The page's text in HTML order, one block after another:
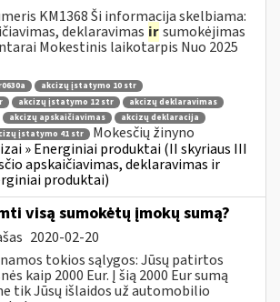
KM1368 Ši informacija skelbiama:
deklaravimas irsumokėjimas
Mokestinis laikotarpis Nuo 2025
akcizų įstatymo 10 str
akcizų įstatymo 12 str
akcizų deklaravimas
akcizų apskaičiavimas
akcizų deklaracija
įstatymo 41 str
Mokesčių žinyno
» Energiniai produktai (II skyriaus III
apskaičiavimas, deklaravimas ir
produktai)
visą sumokėtų įmokų sumą?
2020-02-20
tokios sąlygos: Jūsų patirtos
kaip 2000 Eur. Į šią 2000 Eur sumą
tik Jūsų išlaidos už automobilio